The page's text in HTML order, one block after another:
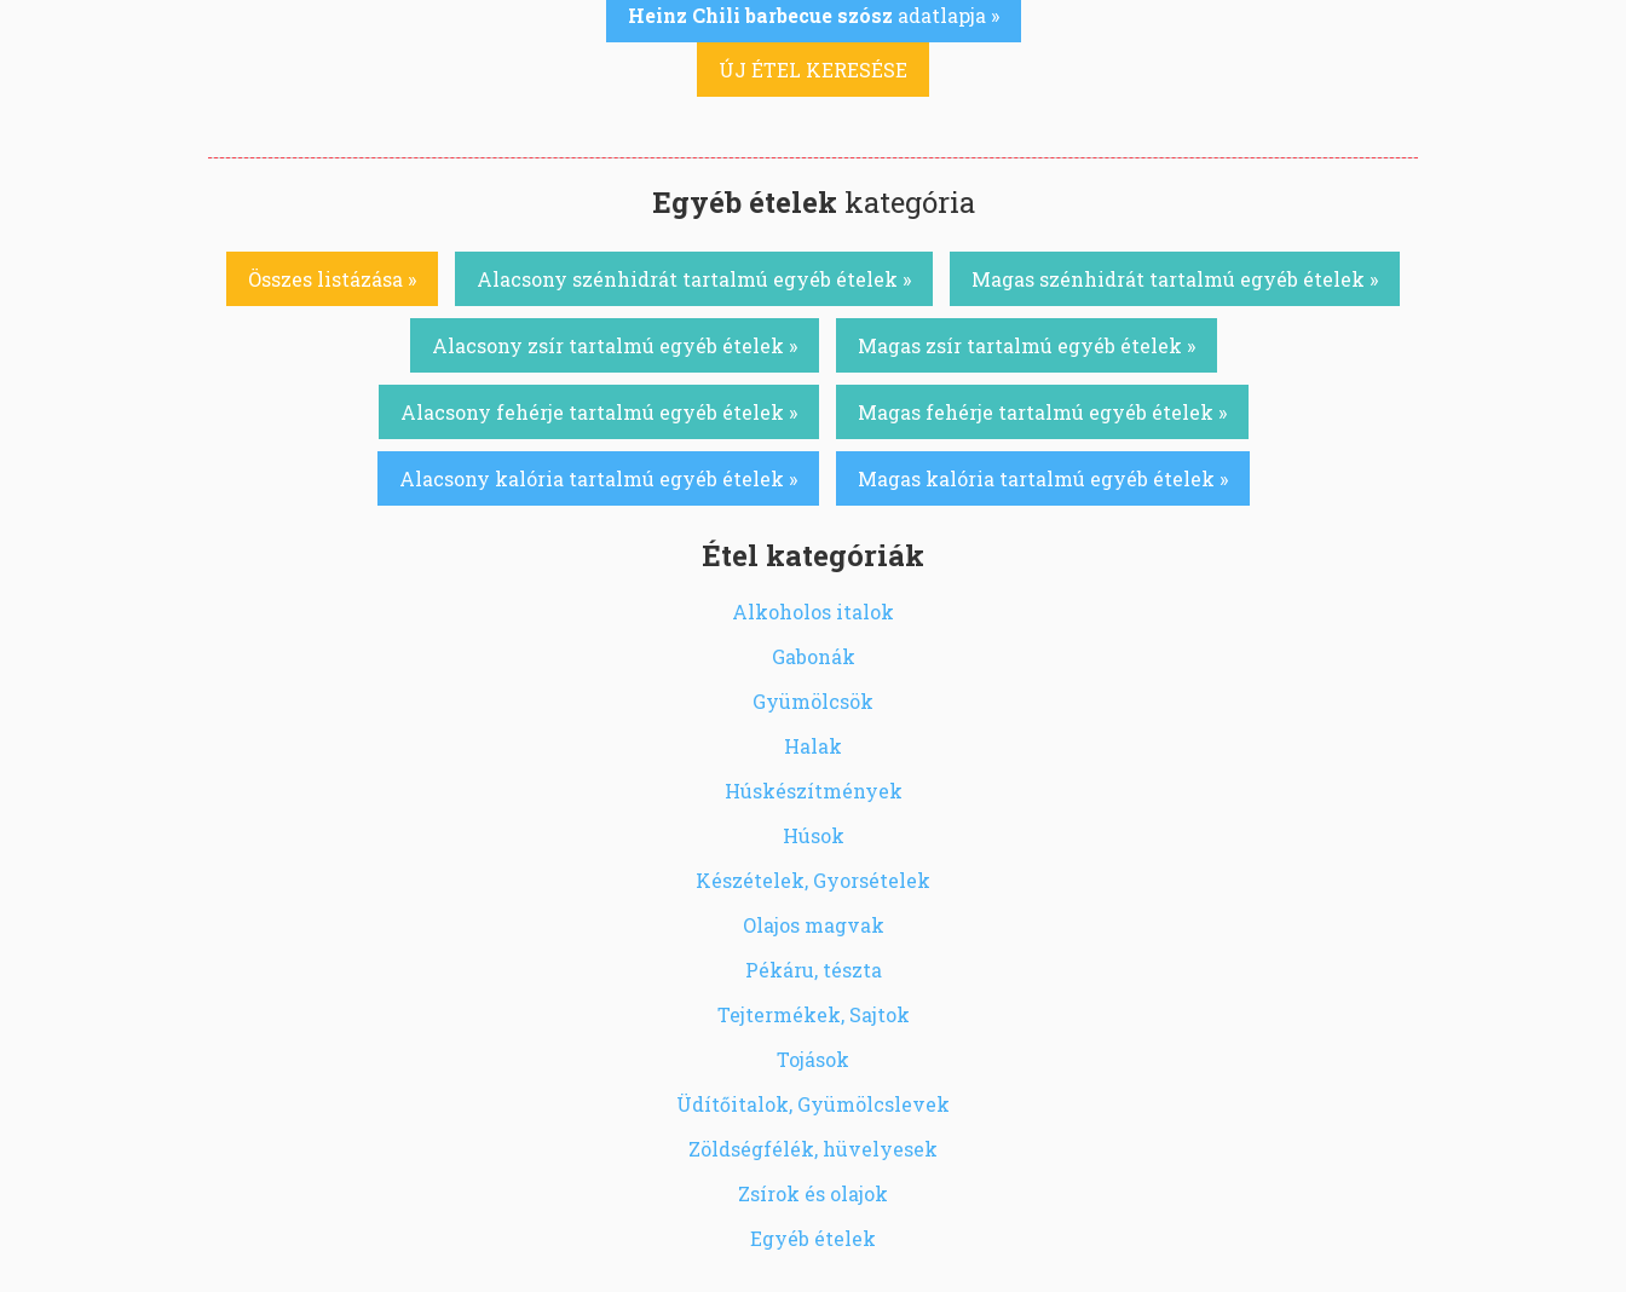
Heinz Chili barbecue szósz adatlapja »
ÚJ ÉTEL KERESÉSE
Egyéb ételek kategória
Összes listázása » Alacsony szénhidrát tartalmú egyéb ételek » Magas szénhidrát tartalmú egyéb ételek »
Alacsony zsír tartalmú egyéb ételek » Magas zsír tartalmú egyéb ételek »
Alacsony fehérje tartalmú egyéb ételek » Magas fehérje tartalmú egyéb ételek »
Alacsony kalória tartalmú egyéb ételek » Magas kalória tartalmú egyéb ételek »
Étel kategóriák
Alkoholos italok
Gabonák
Gyümölcsök
Halak
Húskészítmények
Húsok
Készételek, Gyorsételek
Olajos magvak
Pékáru, tészta
Tejtermékek, Sajtok
Tojások
Üdítőitalok, Gyümölcslevek
Zöldségfélék, hüvelyesek
Zsírok és olajok
Egyéb ételek